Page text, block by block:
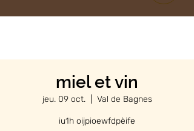
miel et vin
jeu. 09 oct.
  |
Val de Bagnes
iu1h oijpioewfdpèife